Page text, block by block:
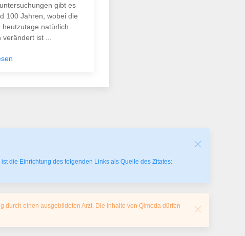
gibt es
100 Jahren, wobei die
heutzutage natürlich
verändert ist ...
die Einrichtung des folgenden Links als Quelle des Zitates:
einen ausgebildeten Arzt. Die Inhalte von Qimeda dürfen